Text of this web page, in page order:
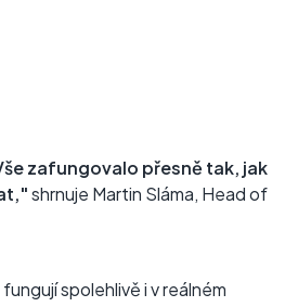
zafungovalo přesně tak, jak
shrnuje Martin Sláma, Head of
spolehlivě i v reálném